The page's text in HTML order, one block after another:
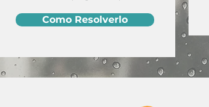
Como Resolverlo